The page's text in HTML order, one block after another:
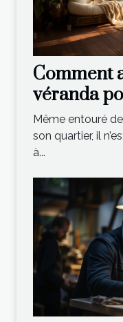
Comment
véranda
espace de
Même entouré
son quartier, il
à...